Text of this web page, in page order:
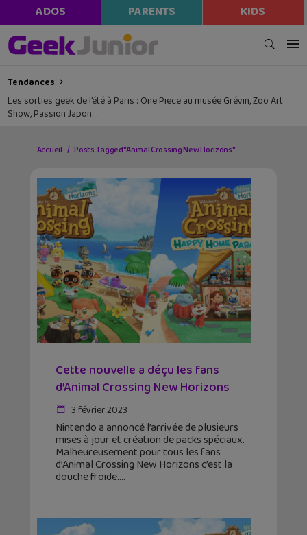
ADOS PARENTS KIDS
Tendances
Les sorties geek de l’été à Paris : One Piece au musée Grévin, Zoo Art
Show, Passion Japon…
Accueil Posts Tagged "Animal Crossing New Horizons"
Cette nouvelle a déçu les fans
d’Animal Crossing New Horizons
3 février 2023
Nintendo a annoncé l’arrivée de plusieurs
mises à jour et création de packs spéciaux.
Malheureusement pour tous les fans
d’Animal Crossing New Horizons c’est la
douche froide.